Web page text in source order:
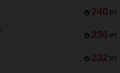
240 PT
236 PT
232 PT